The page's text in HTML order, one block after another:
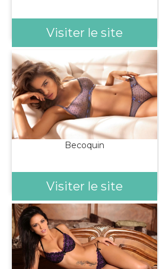
Visiter le site
Becoquin
Visiter le site